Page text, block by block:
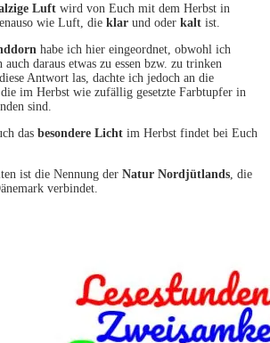
Luft wird von Euch mit dem Herbst in
wie Luft, die klar und oder kalt ist.
habe ich hier eingeordnet, obwohl ich
daraus etwas zu essen bzw. zu trinken
Antwort las, dachte ich jedoch an die
im Herbst wie zufällig gesetzte Farbtupfer in
sind.
das besondere Licht im Herbst findet bei Euch
ist die Nennung der Natur Nordjütlands , die
verbindet.